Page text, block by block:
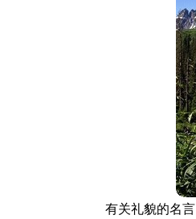
有关礼貌的名言